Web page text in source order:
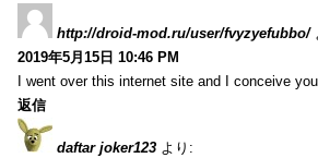
http://droid-mod.ru/user/fvyzyefubbo/
2019年5月15日 10:46 PM
I went over this internet site and I conceive
返信
daftar joker123 より: